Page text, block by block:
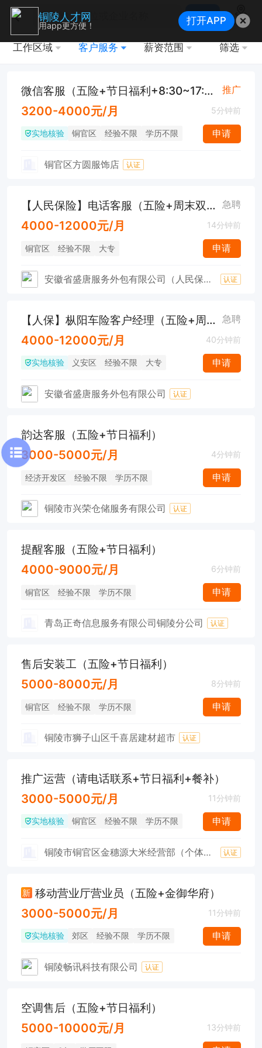
搜索
地图
工作区域 客户服务 薪资范围 筛选
微信客服（五险+节日福利+8:30~17:30） 推广
3200-4000元/月 5分钟前
实地核验 铜官区 经验不限 学历不限 申请
铜官区方圆服饰店 认证
【人民保险】电话客服（五险+周末双休+工作餐） 急聘
4000-12000元/月 14分钟前
铜官区 经验不限 大专 申请
安徽省盛唐服务外包有限公司（人民保险铜陵第一支公司） 认证
【人保】枞阳车险客户经理（五险+周末双休+工作餐） 急聘
4000-12000元/月 40分钟前
实地核验 义安区 经验不限 大专 申请
安徽省盛唐服务外包有限公司 认证
韵达客服（五险+节日福利）
3000-5000元/月 4分钟前
经济开发区 经验不限 学历不限 申请
铜陵市兴荣仓储服务有限公司 认证
提醒客服（五险+节日福利）
4000-9000元/月 6分钟前
铜官区 经验不限 学历不限 申请
青岛正奇信息服务有限公司铜陵分公司 认证
售后安装工（五险+节日福利）
5000-8000元/月 8分钟前
铜官区 经验不限 学历不限 申请
铜陵市狮子山区千喜居建材超市 认证
推广运营（请电话联系+节日福利+餐补）
3000-5000元/月 11分钟前
实地核验 铜官区 经验不限 学历不限 申请
铜陵市铜官区金穗源大米经营部（个体工商户） 认证
新 移动营业厅营业员（五险+金御华府）
3000-5000元/月 11分钟前
实地核验 郊区 经验不限 学历不限 申请
铜陵畅讯科技有限公司 认证
空调售后（五险+节日福利）
5000-10000元/月 13分钟前
铜陵人才网
用app更方便！ 打开APP